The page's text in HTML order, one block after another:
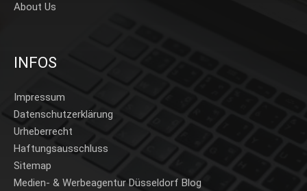
About Us
INFOS
Impressum
Datenschutzerklärung
Urheberrecht
Haftungsausschluss
Sitemap
Medien- & Werbeagentur Düsseldorf Blog